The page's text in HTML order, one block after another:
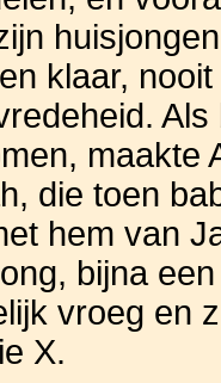
klaar,
maakte
die toen
hem van
bijna
vroeg en
X.